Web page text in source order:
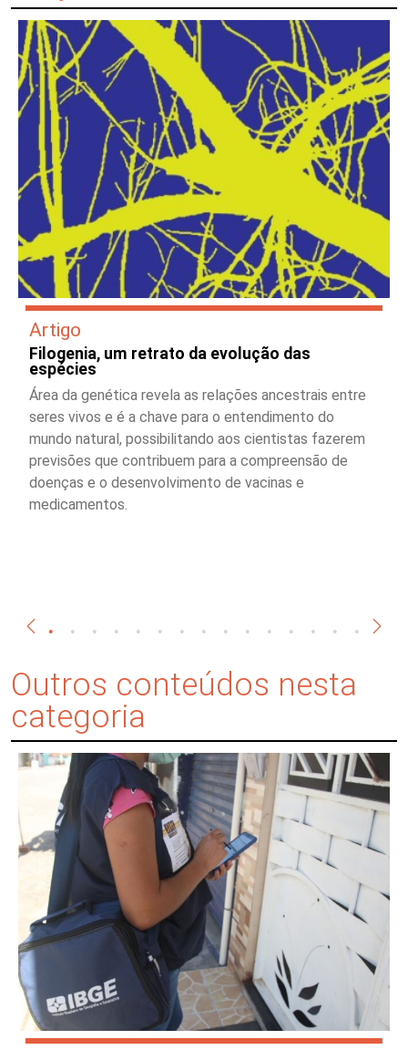
Artigo
Filogenia, um retrato da evolução das
espécies
Área da genética revela as relações ancestrais entre
seres vivos e é a chave para o entendimento do
mundo natural, possibilitando aos cientistas fazerem
previsões que contribuem para a compreensão de
doenças e o desenvolvimento de vacinas e
medicamentos.
Outros conteúdos nesta
categoria